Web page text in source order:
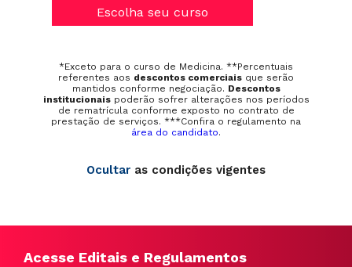
Escolha seu curso
*Exceto para o curso de Medicina. **Percentuais
referentes aos descontos comerciais que serão
mantidos conforme negociação. Descontos
institucionaispoderão sofrer alterações nos períodos
de rematrícula conforme exposto no contrato de
prestação de serviços. ***Confira o regulamento na
área do candidato.
Ocultar as condições vigentes
Acesse Editais e Regulamentos